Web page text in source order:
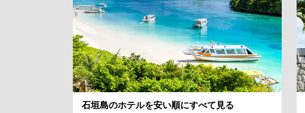
石垣島のホテルを安い順にすべて見る